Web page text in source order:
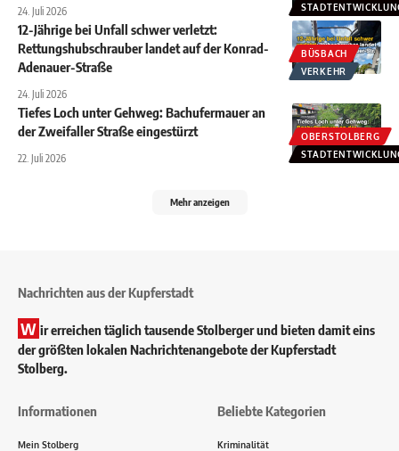
24. Juli 2026
BÜSBACH
VERKEHR
12-Jährige bei Unfall schwer verletzt:
Rettungshubschrauber landet auf der Konrad-
Adenauer-Straße
24. Juli 2026
OBERSTOLBERG
Tiefes Loch unter Gehweg: Bachufermauer an
der Zweifaller Straße eingestürzt
22. Juli 2026
Mehr anzeigen
Nachrichten aus der Kupferstadt
W ir erreichen täglich tausende Stolberger und bieten damit eins
der größten lokalen Nachrichtenangebote der Kupferstadt
Stolberg.
Informationen
Mein Stolberg
Beliebte Kategorien
Kriminalität